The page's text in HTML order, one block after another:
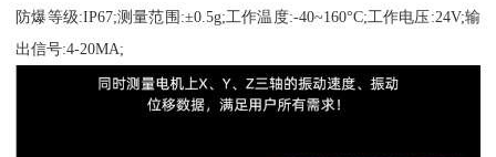
防爆等级:IP67;测量范围:±0.5g;工作温度:-40~160°C;工作电压:24V;输
出信号:4-20MA;